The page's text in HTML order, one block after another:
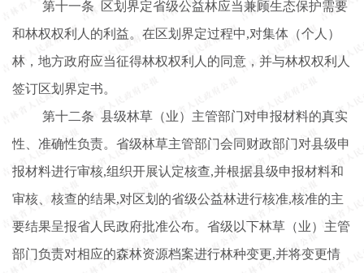
第十一条
区划界定省级公益林应当兼顾生态保护需要
和林权权利人的利益。在区划界定过程中,对集体（个人）
林，地方政府应当征得林权权利人的同意，并与林权权利人
签订区划界定书。
第十二条 县级林草（业）主管部门对申报材料的真实
性、准确性负责。省级林草主管部门会同财政部门对县级申
报材料进行审核,组织开展认定核查,并根据县级申报材料和
审核、核查的结果,对区划的省级公益林进行核准,核准的主
要结果呈报省人民政府批准公布。省级以下林草（业）主管
部门负责对相应的森林资源档案进行林种变更,并将变更情